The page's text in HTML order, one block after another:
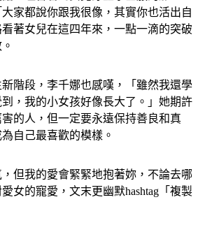
著女兒在這四年來，一點一滴的突破
，我的小女孩好像長大了。」她期許
的人，但一定要永遠保持善良和真
自己最喜歡的模樣。
女的寵愛，文末更幽默hashtag「複製